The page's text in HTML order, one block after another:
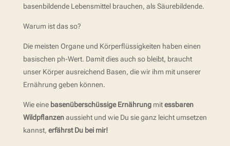
basenbildende Lebensmittel brauchen, als Säurebildende.
Warum ist das so?
Die meisten Organe und Körperflüssigkeiten haben einen
basischen ph-Wert. Damit dies auch so bleibt, braucht
unser Körper ausreichend Basen, die wir ihm mit unserer
Ernährung geben können.
Wie eine basenüberschüssige Ernährungmitessbaren
Wildpflanzenaussieht und wie Du sie ganz leicht umsetzen
kannst, erfährst Du bei mir!